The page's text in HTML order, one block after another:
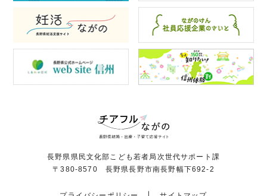
長野県県民文化部こども若者局次世代サポート課
〒380-8570 長野県長野市南長野幅下692-2